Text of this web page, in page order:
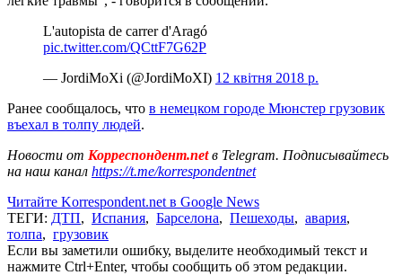
L'autopista de carrer d'Aragó
pic.twitter.com/QCttF7G62P
— JordiMoXi (@JordiMoXI) 12 квітня 2018 р.
Ранее сообщалось, что в немецком городе Мюнстер грузовик
въехал в толпу людей.
Новости от Корреспондент.netв Telegram. Подписывайтесь
на наш канал https://t.me/korrespondentnet
Читайте Korrespondent.net в Google News
ТЕГИ: ДТП, Испания, Барселона, Пешеходы, авария,
толпа, грузовик
Если вы заметили ошибку, выделите необходимый текст и
нажмите Ctrl+Enter, чтобы сообщить об этом редакции.